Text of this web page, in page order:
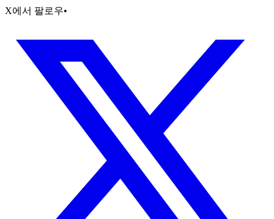
X에서 팔로우•